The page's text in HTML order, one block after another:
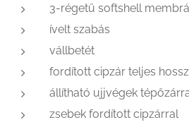
3-régetű softshell
ívelt szabás
vállbetét
fordított cipzár teljes
állítható ujjvégek
zsebek fordított cipzárral